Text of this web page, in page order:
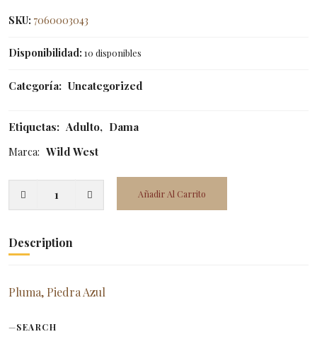
SKU: 7060003043
Disponibilidad: 10 disponibles
Categoría: Uncategorized
Etiquetas: Adulto, Dama
Marca: Wild West
Añadir Al Carrito
Description
Pluma, Piedra Azul
SEARCH